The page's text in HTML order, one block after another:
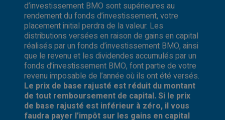
d’investissement BMO sont supérieures au
rendement du fonds d’investissement, votre
placement initial perdra de la valeur. Les
distributions versées en raison de gains en capital
réalisés par un fonds d’investissement BMO, ainsi
que le revenu et les dividendes accumulés par un
fonds d’investissement BMO, font partie de votre
revenu imposable de l’année où ils ont été versés.
Le prix de base rajusté est réduit du montant
de tout remboursement de capital. Si le prix
de base rajusté est inférieur à zéro, il vous
faudra payer l’impôt sur les gains en capital